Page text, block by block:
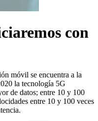
con
móvil se encuentra a la
la tecnología 5G
de datos; entre 10 y 100
entre 10 y 100 veces